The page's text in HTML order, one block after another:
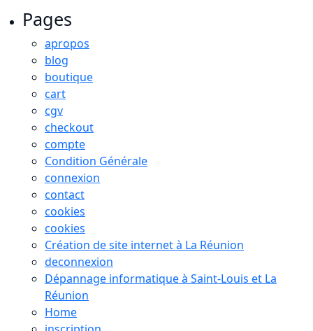
Pages
apropos
blog
boutique
cart
cgv
checkout
compte
Condition Générale
connexion
contact
cookies
cookies
Création de site internet à La Réunion
deconnexion
Dépannage informatique à Saint-Louis et La
Réunion
Home